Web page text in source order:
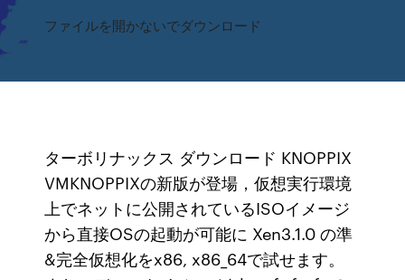
ファイルを開かないでダウンロード
ターボリナックス ダウンロード KNOPPIX
VMKNOPPIXの新版が登場，仮想実行環境
上でネットに公開されているISOイメージ
から直接OSの起動が可能に Xen3.1.0 の準
&完全仮想化をx86, x86_64で試せます。